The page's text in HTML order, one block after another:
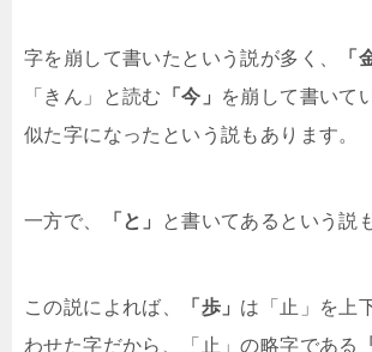
字を崩して書いたという説が多く、 「
「きん」と読む
「今」 を崩して書いて
似た字になったという説もあります。
一方で、 「と」 と書いてあるという説
この説によれば、 「歩」 は「止」を上
わせた字だから、「止」の略字である